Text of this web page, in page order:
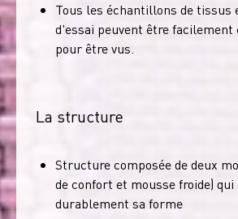
Tous les échantillons de tissus
d'essai peuvent être facilement
pour être vus.
La structure
Structure composée de deux
de confort et mousse froide) qui
durablement sa forme